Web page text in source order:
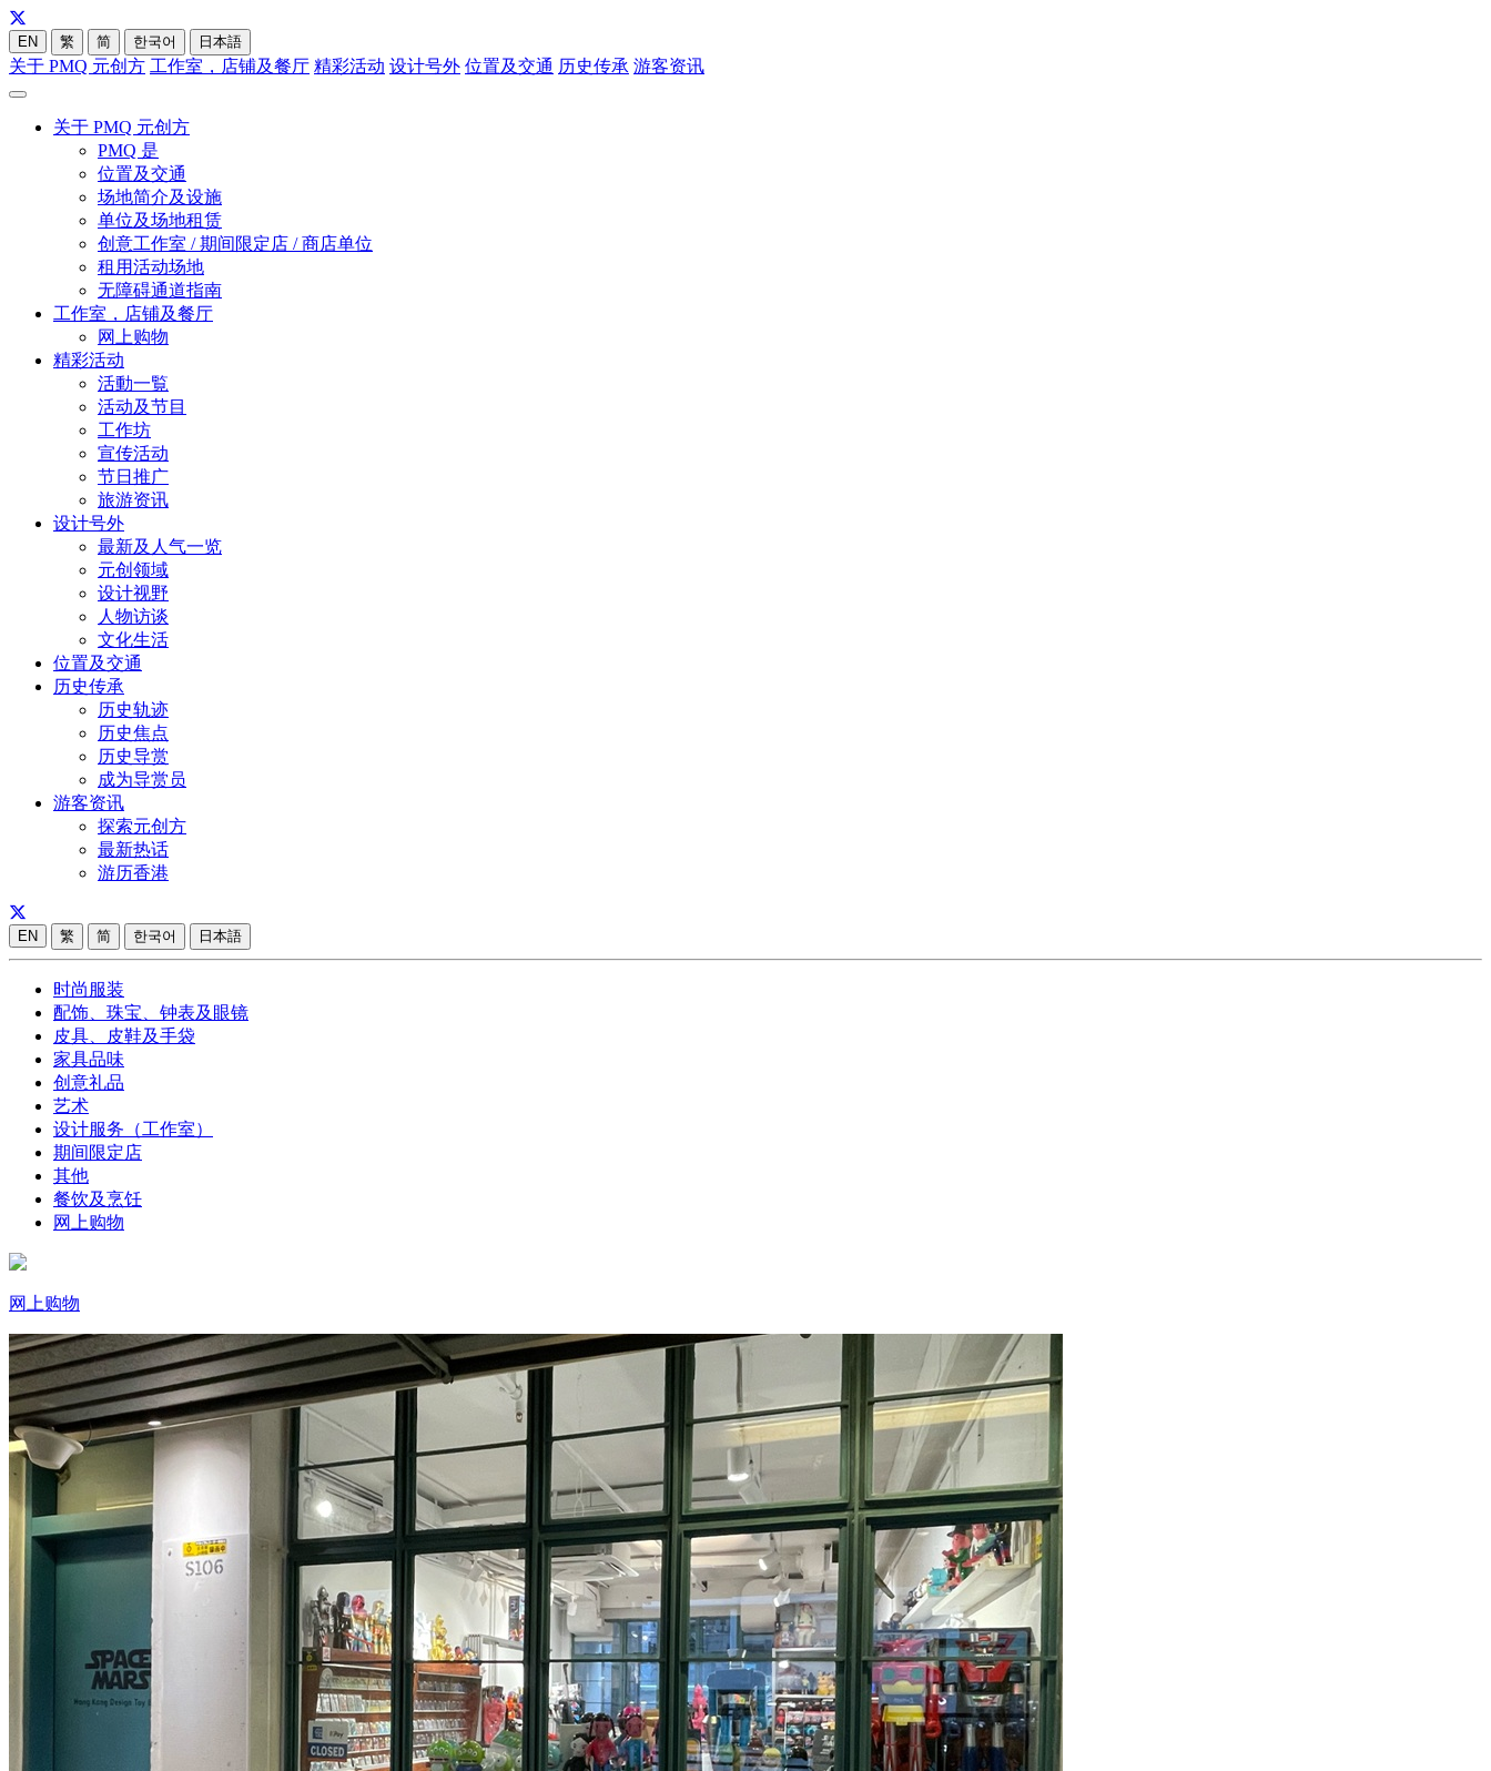
EN 繁 简 한국어 日本語
关于 PMQ 元创方 工作室，店铺及餐厅 精彩活动 设计号外 位置及交通 历史传承 游客资讯
关于 PMQ 元创方
PMQ 是
位置及交通
场地简介及设施
单位及场地租赁
创意工作室 / 期间限定店 / 商店单位
租用活动场地
无障碍通道指南
工作室，店铺及餐厅
网上购物
精彩活动
活動一覧
活动及节目
工作坊
宣传活动
节日推广
旅游资讯
设计号外
最新及人气一览
元创领域
设计视野
人物访谈
文化生活
位置及交通
历史传承
历史轨迹
历史焦点
历史导赏
成为导赏员
游客资讯
探索元创方
最新热话
游历香港
EN 繁 简 한국어 日本語
时尚服装
配饰、珠宝、钟表及眼镜
皮具、皮鞋及手袋
家具品味
创意礼品
艺术
设计服务（工作室）
期间限定店
其他
餐饮及烹饪
网上购物
网上购物